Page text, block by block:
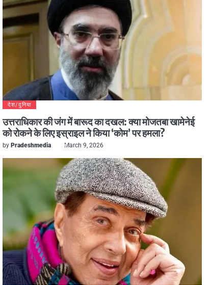
देश/दुनिया
उत्तराधिकार की जंग में बारूद का दखल: क्या मोजतबा खामेनेई
को रोकने के लिए इस्राइल ने किया ‘कोम’ पर हमला?
by Pradeshmedia March 9, 2026